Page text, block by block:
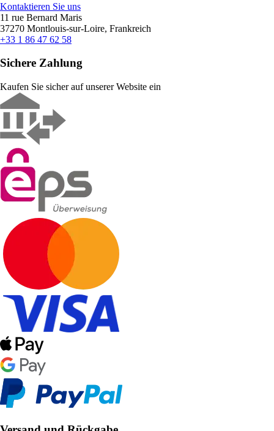
Kontaktieren Sie uns
11 rue Bernard Maris
37270 Montlouis-sur-Loire, Frankreich
+33 1 86 47 62 58
Sichere Zahlung
Kaufen Sie sicher auf unserer Website ein